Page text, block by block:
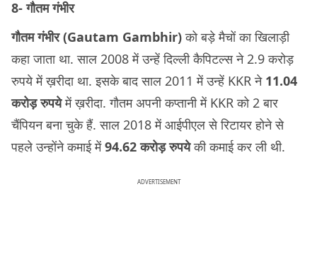
8- गौतम गंभीर
गौतम गंभीर (Gautam Gambhir)को बड़े मैचों का खिलाड़ी
कहा जाता था. साल 2008 में उन्हें दिल्ली कैपिटल्स ने 2.9 करोड़
रुपये में ख़रीदा था. इसके बाद साल 2011 में उन्हें KKR ने 11.04
करोड़ रुपयेमें ख़रीदा. गौतम अपनी कप्तानी में KKR को 2 बार
चैंपियन बना चुके हैं. साल 2018 में आईपीएल से रिटायर होने से
पहले उन्होंने कमाई में94.62 करोड़ रुपयेकी कमाई कर ली थी.
ADVERTISEMENT